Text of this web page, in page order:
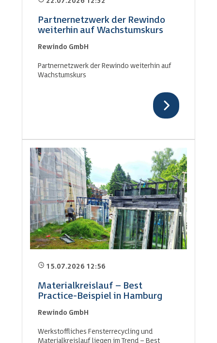
Partnernetzwerk der Rewindo
weiterhin auf Wachstumskurs
Rewindo GmbH
Partnernetzwerk der Rewindo weiterhin auf
Wachstumskurs
15.07.2026 12:56
Materialkreislauf – Best
Practice-Beispiel in Hamburg
Rewindo GmbH
Werkstoffliches Fensterrecycling und
Materialkreislauf liegen im Trend – Best